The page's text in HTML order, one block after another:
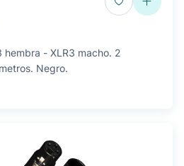
hembra - XLR3 macho. 2
Negro.